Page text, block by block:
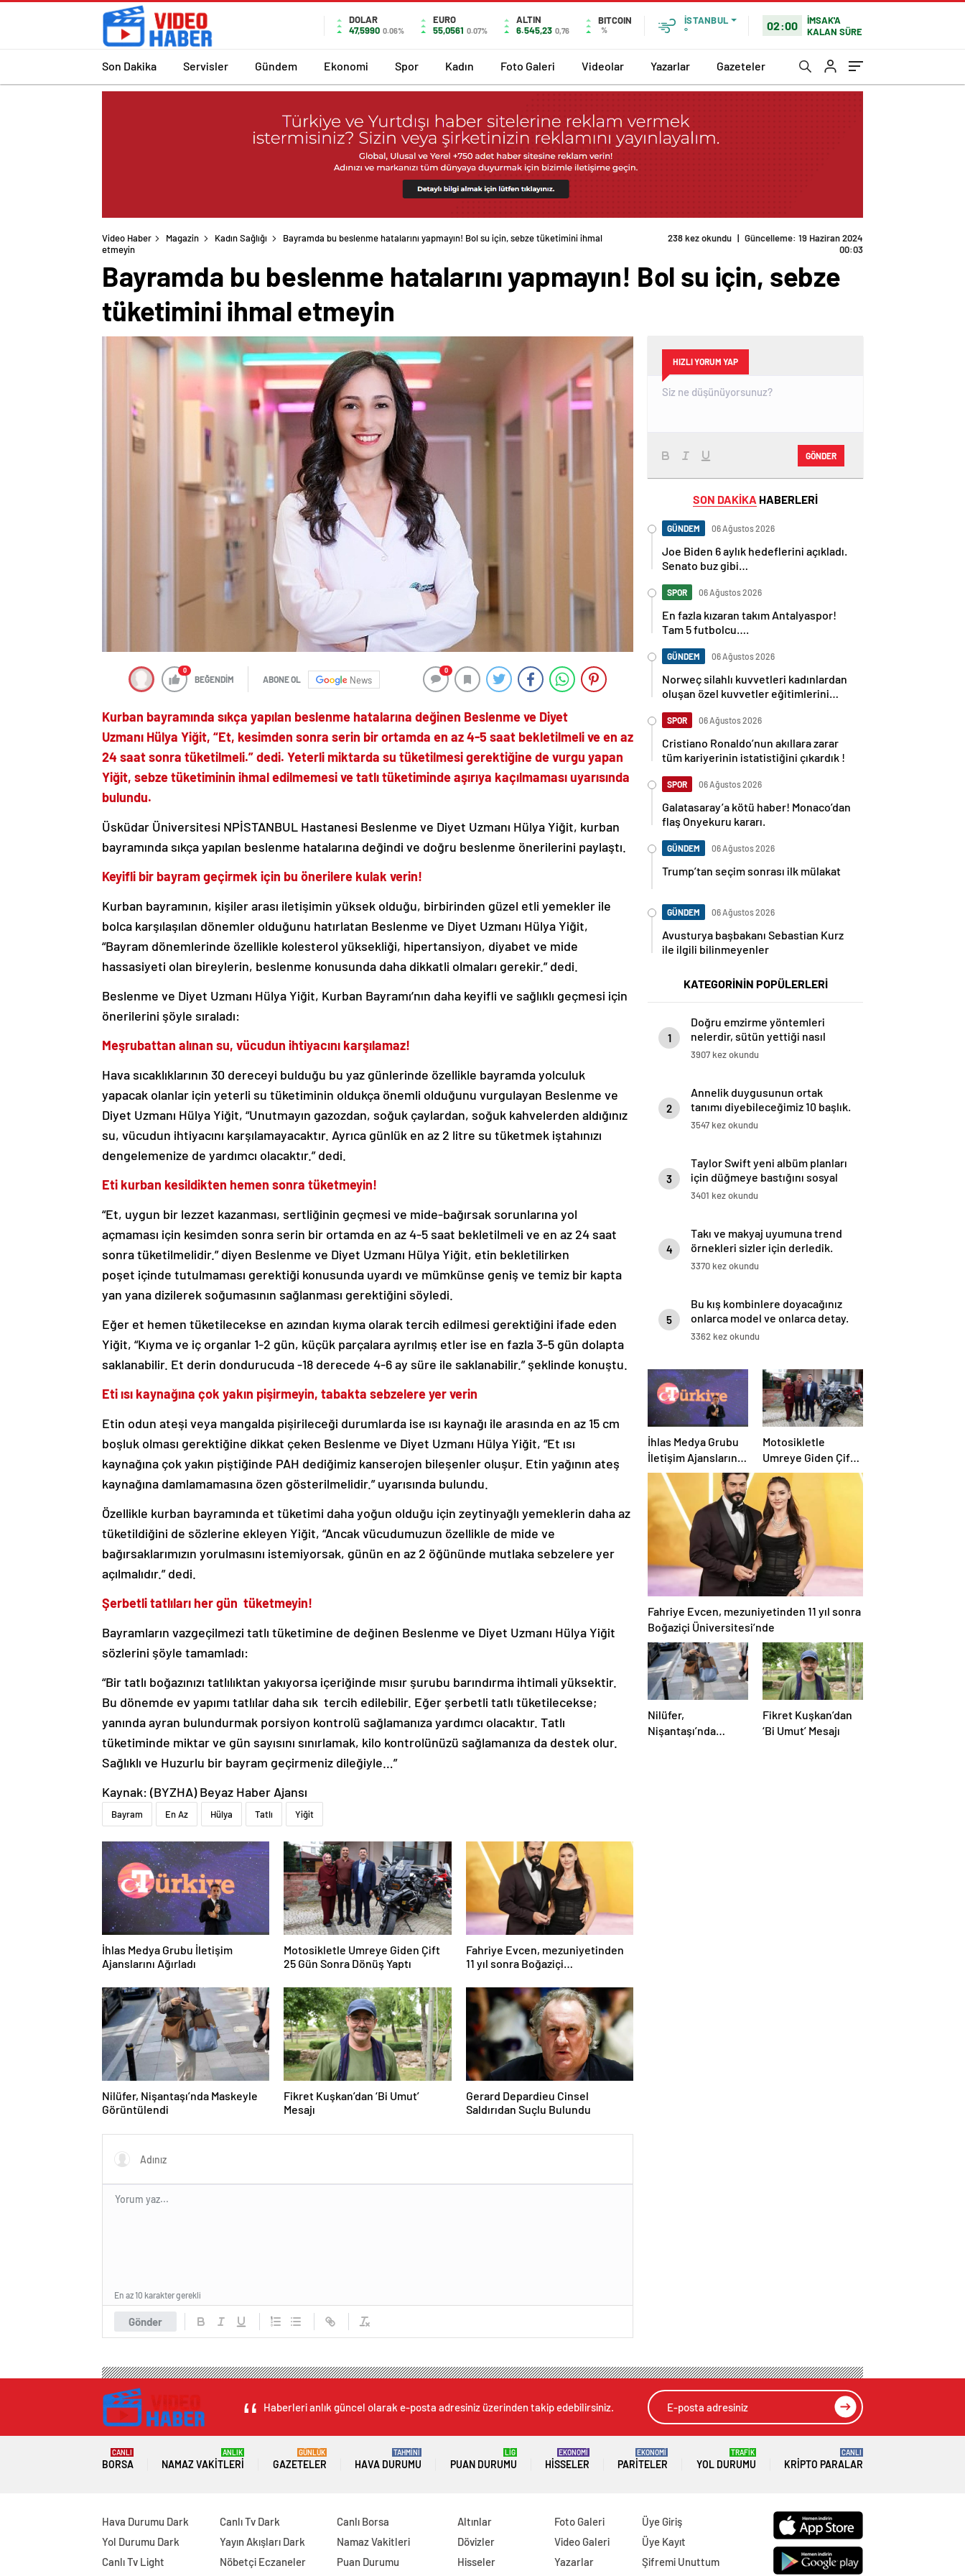
DOLAR
47,5990 0.06%
EURO
55,0561 0.07%
ALTIN
6.545,23 0,76
BITCOIN
%
İSTANBUL
°
02:00
İMSAK'A
KALAN SÜRE
Son Dakika Servisler Gündem Ekonomi Spor Kadın Foto Galeri Videolar Yazarlar Gazeteler
Video Haber Magazin Kadın Sağlığı
Bayramda bu beslenme hatalarını yapmayın! Bol su için, sebze tüketimini ihmal
etmeyin
238 kez okundu | Güncelleme: 19 Haziran 2024
00:03
Bayramda bu beslenme hatalarını yapmayın! Bol su için, sebze
tüketimini ihmal etmeyin
0
BEĞENDİM ABONE OL News
0
Kurban bayramında sıkça yapılan beslenme hatalarına değinen Beslenme ve Diyet
Uzmanı Hülya Yiğit, “Et, kesimden sonra serin bir ortamda en az 4-5 saat bekletilmeli ve en az
24 saat sonra tüketilmeli.” dedi. Yeterli miktarda su tüketilmesi gerektiğine de vurgu yapan
Yiğit, sebze tüketiminin ihmal edilmemesi ve tatlı tüketiminde aşırıya kaçılmaması uyarısında
bulundu.
Üsküdar Üniversitesi NPİSTANBUL Hastanesi Beslenme ve Diyet Uzmanı Hülya Yiğit, kurban
bayramında sıkça yapılan beslenme hatalarına değindi ve doğru beslenme önerilerini paylaştı.
Keyifli bir bayram geçirmek için bu önerilere kulak verin!
Kurban bayramının, kişiler arası iletişimin yüksek olduğu, birbirinden güzel etli yemekler ile
bolca karşılaşılan dönemler olduğunu hatırlatan Beslenme ve Diyet Uzmanı Hülya Yiğit,
“Bayram dönemlerinde özellikle kolesterol yüksekliği, hipertansiyon, diyabet ve mide
hassasiyeti olan bireylerin, beslenme konusunda daha dikkatli olmaları gerekir.” dedi.
Beslenme ve Diyet Uzmanı Hülya Yiğit, Kurban Bayramı’nın daha keyifli ve sağlıklı geçmesi için
önerilerini şöyle sıraladı:
Meşrubattan alınan su, vücudun ihtiyacını karşılamaz!
Hava sıcaklıklarının 30 dereceyi bulduğu bu yaz günlerinde özellikle bayramda yolculuk
yapacak olanlar için yeterli su tüketiminin oldukça önemli olduğunu vurgulayan Beslenme ve
Diyet Uzmanı Hülya Yiğit, “Unutmayın gazozdan, soğuk çaylardan, soğuk kahvelerden aldığınız
su, vücudun ihtiyacını karşılamayacaktır. Ayrıca günlük en az 2 litre su tüketmek iştahınızı
dengelemenize de yardımcı olacaktır.” dedi.
Eti kurban kesildikten hemen sonra tüketmeyin!
“Et, uygun bir lezzet kazanması, sertliğinin geçmesi ve mide-bağırsak sorunlarına yol
açmaması için kesimden sonra serin bir ortamda en az 4-5 saat bekletilmeli ve en az 24 saat
sonra tüketilmelidir.” diyen Beslenme ve Diyet Uzmanı Hülya Yiğit, etin bekletilirken
poşet içinde tutulmaması gerektiği konusunda uyardı ve mümkünse geniş ve temiz bir kapta
yan yana dizilerek soğumasının sağlanması gerektiğini söyledi.
Eğer et hemen tüketilecekse en azından kıyma olarak tercih edilmesi gerektiğini ifade eden
Yiğit, “Kıyma ve iç organlar 1-2 gün, küçük parçalara ayrılmış etler ise en fazla 3-5 gün dolapta
saklanabilir. Et derin dondurucuda -18 derecede 4-6 ay süre ile saklanabilir.” şeklinde konuştu.
Eti ısı kaynağına çok yakın pişirmeyin, tabakta sebzelere yer verin
Etin odun ateşi veya mangalda pişirileceği durumlarda ise ısı kaynağı ile arasında en az 15 cm
boşluk olması gerektiğine dikkat çeken Beslenme ve Diyet Uzmanı Hülya Yiğit, “Et ısı
kaynağına çok yakın piştiğinde PAH dediğimiz kanserojen bileşenler oluşur. Etin yağının ateş
kaynağına damlamamasına özen gösterilmelidir.” uyarısında bulundu.
Özellikle kurban bayramında et tüketimi daha yoğun olduğu için zeytinyağlı yemeklerin daha az
tüketildiğini de sözlerine ekleyen Yiğit, “Ancak vücudumuzun özellikle de mide ve
bağırsaklarımızın yorulmasını istemiyorsak, günün en az 2 öğününde mutlaka sebzelere yer
açılmalıdır.” dedi.
Şerbetli tatlıları her gün tüketmeyin!
Bayramların vazgeçilmezi tatlı tüketimine de değinen Beslenme ve Diyet Uzmanı Hülya Yiğit
sözlerini şöyle tamamladı:
“Bir tatlı boğazınızı tatlılıktan yakıyorsa içeriğinde mısır şurubu barındırma ihtimali yüksektir.
Bu dönemde ev yapımı tatlılar daha sık tercih edilebilir. Eğer şerbetli tatlı tüketilecekse;
yanında ayran bulundurmak porsiyon kontrolü sağlamanıza yardımcı olacaktır. Tatlı
tüketiminde miktar ve gün sayısını sınırlamak, kilo kontrolünüzü sağlamanıza da destek olur.
Sağlıklı ve Huzurlu bir bayram geçirmeniz dileğiyle…”
Kaynak: (BYZHA) Beyaz Haber Ajansı
Bayram En Az Hülya Tatlı Yiğit
İhlas Medya Grubu İletişim
Ajanslarını Ağırladı
Motosikletle Umreye Giden Çift
25 Gün Sonra Dönüş Yaptı
Fahriye Evcen, mezuniyetinden
11 yıl sonra Boğaziçi
Nilüfer, Nişantaşı’nda Maskeyle
Görüntülendi
Fikret Kuşkan’dan ‘Bi Umut’
Mesajı
Gerard Depardieu Cinsel
Saldırıdan Suçlu Bulundu
Gönder
En az 10 karakter gerekli
HIZLI YORUM YAP
GÖNDER
SON DAKİKA HABERLERİ
GÜNDEM 06 Ağustos 2026
Joe Biden 6 aylık hedeflerini açıkladı.
Senato buz gibi…
SPOR 06 Ağustos 2026
En fazla kızaran takım Antalyaspor!
Tam 5 futbolcu….
GÜNDEM 06 Ağustos 2026
Norweç silahlı kuvvetleri kadınlardan
oluşan özel kuvvetler eğitimlerini
SPOR 06 Ağustos 2026
Cristiano Ronaldo’nun akıllara zarar
tüm kariyerinin istatistiğini çıkardık !
SPOR 06 Ağustos 2026
Galatasaray’a kötü haber! Monaco’dan
flaş Onyekuru kararı.
GÜNDEM 06 Ağustos 2026
Trump’tan seçim sonrası ilk mülakat
GÜNDEM 06 Ağustos 2026
Avusturya başbakanı Sebastian Kurz
ile ilgili bilinmeyenler
KATEGORİNİN POPÜLERLERİ
1
Doğru emzirme yöntemleri
nelerdir, sütün yettiği nasıl
anlaşılır?
3907 kez okundu
2
Annelik duygusunun ortak
tanımı diyebileceğimiz 10 başlık.
3547 kez okundu
3
Taylor Swift yeni albüm planları
için düğmeye bastığını sosyal
medyadan duyurdu!
3401 kez okundu
4
Takı ve makyaj uyumuna trend
örnekleri sizler için derledik.
3370 kez okundu
5
Bu kış kombinlere doyacağınız
onlarca model ve onlarca detay.
3362 kez okundu
İhlas Medya Grubu
İletişim Ajanslarını
Ağırladı
Motosikletle
Umreye Giden Çift
25 Gün Sonra Dönüş
Yaptı
Fahriye Evcen, mezuniyetinden 11 yıl sonra
Boğaziçi Üniversitesi’nde
Nilüfer,
Nişantaşı’nda
Fikret Kuşkan’dan
‘Bi Umut’ Mesajı
Haberleri anlık güncel olarak e-posta adresiniz üzerinden takip edebilirsiniz.
BORSA
CANLI
NAMAZ VAKITLERI
ANLIK
GAZETELER
GÜNLÜK
HAVA DURUMU
TAHMİNİ
PUAN DURUMU
LİG
HISSELER
EKONOMİ
PARITELER
EKONOMİ
YOL DURUMU
TRAFİK
KRIPTO PARALAR
CANLI
Hava Durumu Dark
Yol Durumu Dark
Canlı Tv Light
Canlı Tv Dark
Yayın Akışları Dark
Nöbetçi Eczaneler
Canlı Borsa
Namaz Vakitleri
Puan Durumu
Altınlar
Dövizler
Hisseler
Foto Galeri
Video Galeri
Yazarlar
Üye Giriş
Üye Kayıt
Şifremi Unuttum